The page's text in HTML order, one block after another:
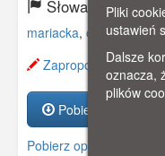
Słowa kluczowe:
mariacka,
Zaproponuj zmianę
Pobierz zasób
Pobierz opis
Pliki
ustawień
Dalsze
oznacza,
plików